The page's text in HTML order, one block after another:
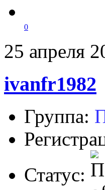
0
25 апреля
ivanfr1982
Группа:
Статус: